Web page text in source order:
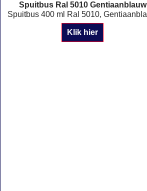
Spuitbus Ral 5010 Gentiaanblauw
Klik hier